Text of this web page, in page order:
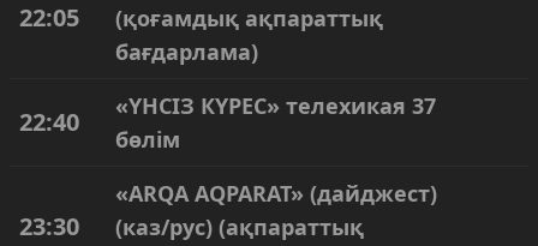
22:05
(қоғамдық ақпараттық
бағдарлама)
22:40
«ҮНСІЗ КҮРЕС» телехикая 37
бөлім
23:30
«ARQA AQPARAT» (дайджест)
(каз/рус) (ақпараттық